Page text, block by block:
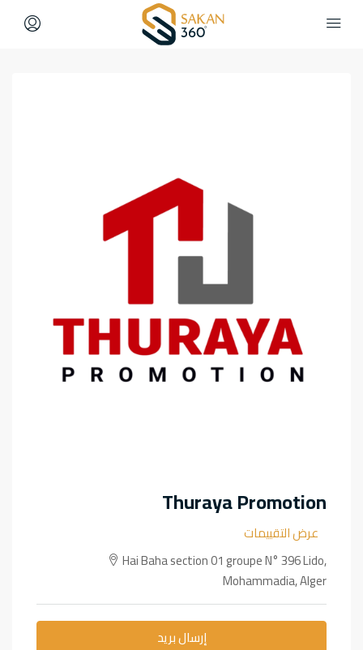
Thuraya Promotion
عرض التقييمات
Hai Baha section 01 groupe N° 396 Lido,
Mohammadia, Alger
إرسال بريد